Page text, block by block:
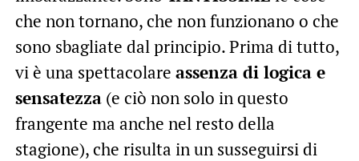
che non tornano, che non funzionano o che
sono sbagliate dal principio. Prima di tutto,
vi è una spettacolare assenza di logica e
sensatezza(e ciò non solo in questo
frangente ma anche nel resto della
stagione), che risulta in un susseguirsi di